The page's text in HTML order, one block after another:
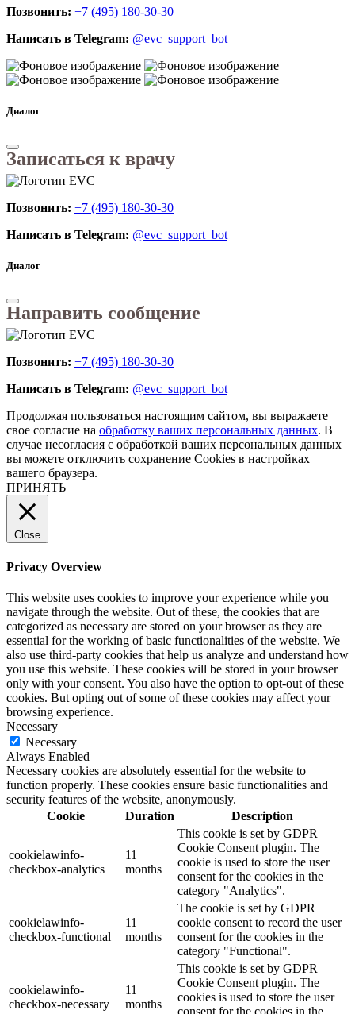
Позвонить: +7 (495) 180-30-30
Написать в Telegram: @evc_support_bot
Диалог
Записаться к врачу
Позвонить: +7 (495) 180-30-30
Написать в Telegram: @evc_support_bot
Диалог
Направить сообщение
Позвонить: +7 (495) 180-30-30
Написать в Telegram: @evc_support_bot
Продолжая пользоваться настоящим сайтом, вы выражаете
свое согласие на обработку ваших персональных данных. В
случае несогласия с обработкой ваших персональных данных
вы можете отключить сохранение Cookies в настройках
вашего браузера.
ПРИНЯТЬ
Close
Privacy Overview
This website uses cookies to improve your experience while you
navigate through the website. Out of these, the cookies that are
categorized as necessary are stored on your browser as they are
essential for the working of basic functionalities of the website. We
also use third-party cookies that help us analyze and understand how
you use this website. These cookies will be stored in your browser
only with your consent. You also have the option to opt-out of these
cookies. But opting out of some of these cookies may affect your
browsing experience.
Necessary
Necessary
Always Enabled
Necessary cookies are absolutely essential for the website to
function properly. These cookies ensure basic functionalities and
security features of the website, anonymously.
Cookie
Duration Description
cookielawinfo-
checkbox-analytics
11
months
This cookie is set by GDPR
Cookie Consent plugin. The
cookie is used to store the user
consent for the cookies in the
category "Analytics".
cookielawinfo-
checkbox-functional
11
months
The cookie is set by GDPR
cookie consent to record the user
consent for the cookies in the
category "Functional".
cookielawinfo-
checkbox-necessary
11
months
This cookie is set by GDPR
Cookie Consent plugin. The
cookies is used to store the user